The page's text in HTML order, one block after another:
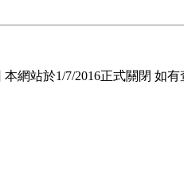
站於1/7/2016正式關閉 如有